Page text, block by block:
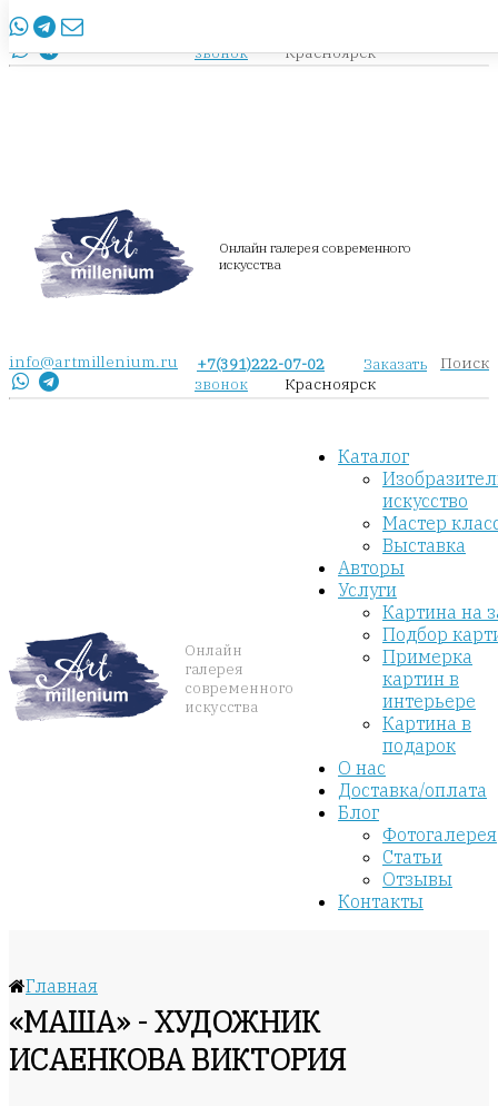
info@artmillenium.ru
звонок
Красноярск
Онлайн галерея современного
искусства
info@artmillenium.ru +7(391)222-07-02
Заказать
звонок
Красноярск
Поиск
Онлайн
галерея
современного
искусства
Каталог
искусство
Мастер
Выставка
Авторы
Услуги
Картина на
Подбор
Примерка
картин в
интерьере
Картина в
подарок
О нас
Доставка/оплата
Блог
Фотогалерея
Статьи
Отзывы
Контакты
Главная
«МАША» - ХУДОЖНИК
ИСАЕНКОВА ВИКТОРИЯ